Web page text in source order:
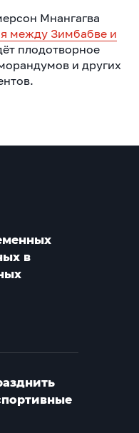
Мнангагва
между Зимбабве и
плодотворное
и других
в